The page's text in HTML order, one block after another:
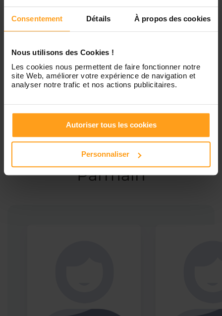
Consentement Détails À propos des cookies
Nous utilisons des Cookies !
Les cookies nous permettent de faire fonctionner notre
site Web, améliorer votre expérience de navigation et
analyser notre trafic et nos actions publicitaires.
Autoriser tous les cookies
Personnaliser
Garde d’enfants
Ces profils pourraient vous intéresser
Babysitters proches de
Parmain